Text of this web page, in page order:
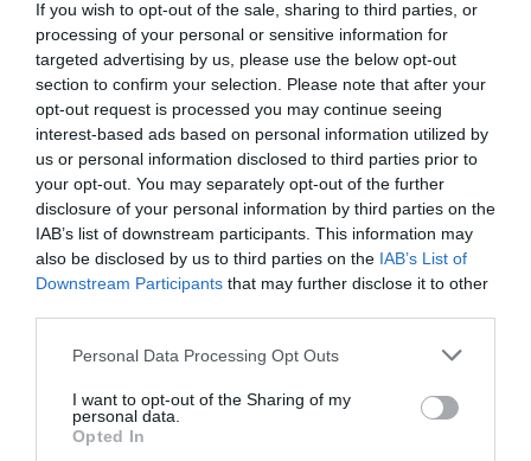
If you wish to opt-out of the sale, sharing to third parties, or
processing of your personal or sensitive information for
targeted advertising by us, please use the below opt-out
section to confirm your selection. Please note that after your
opt-out request is processed you may continue seeing
interest-based ads based on personal information utilized by
us or personal information disclosed to third parties prior to
your opt-out. You may separately opt-out of the further
disclosure of your personal information by third parties on the
IAB’s list of downstream participants. This information may
also be disclosed by us to third parties on the IAB’s List of
Downstream Participants that may further disclose it to other
Personal Data Processing Opt Outs
I want to opt-out of the Sharing of my
personal data.
Opted In
ACCIDENT ITALIA
Florina Cazacu, fiica muncitorului ucis:
Nimic mai mult.»
Următorul articol